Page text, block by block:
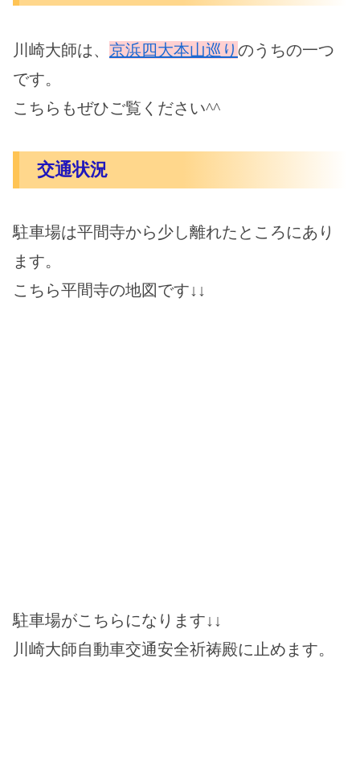
川崎大師は、 京浜四大本山巡り のうちの一つ
です。
こちらもぜひご覧ください^^
交通状況
駐車場は平間寺から少し離れたところにあり
ます。
こちら平間寺の地図です↓↓
駐車場がこちらになります↓↓
川崎大師自動車交通安全祈祷殿に止めます。